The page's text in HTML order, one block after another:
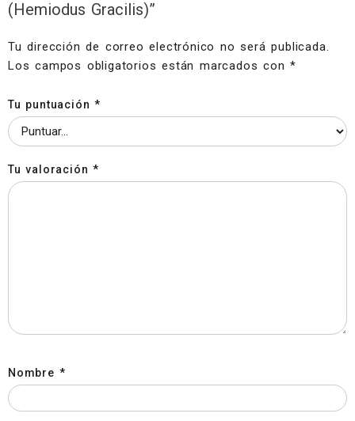
(Hemiodus Gracilis)”
Tu dirección de correo electrónico no será publicada.
Los campos obligatorios están marcados con*
Tu puntuación*
Tu valoración*
Nombre *